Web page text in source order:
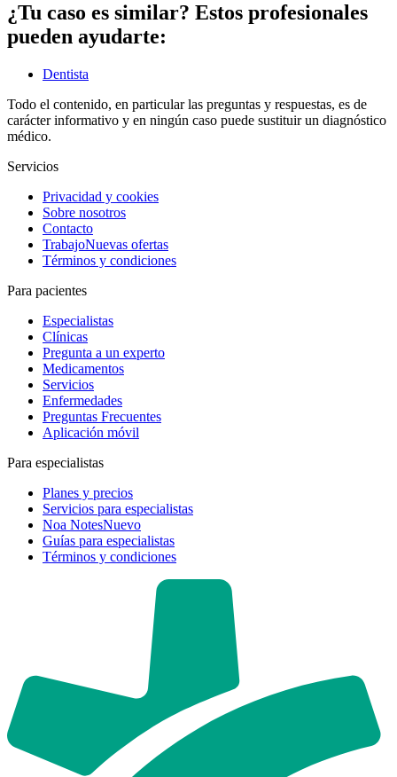
¿Tu caso es similar? Estos profesionales
pueden ayudarte:
Dentista
Todo el contenido, en particular las preguntas y respuestas, es de
carácter informativo y en ningún caso puede sustituir un diagnóstico
médico.
Servicios
Privacidad y cookies
Sobre nosotros
Contacto
TrabajoNuevas ofertas
Términos y condiciones
Para pacientes
Especialistas
Clínicas
Pregunta a un experto
Medicamentos
Servicios
Enfermedades
Preguntas Frecuentes
Aplicación móvil
Para especialistas
Planes y precios
Servicios para especialistas
Noa NotesNuevo
Guías para especialistas
Términos y condiciones